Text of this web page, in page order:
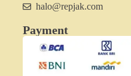
halo@repjak.com
Payment